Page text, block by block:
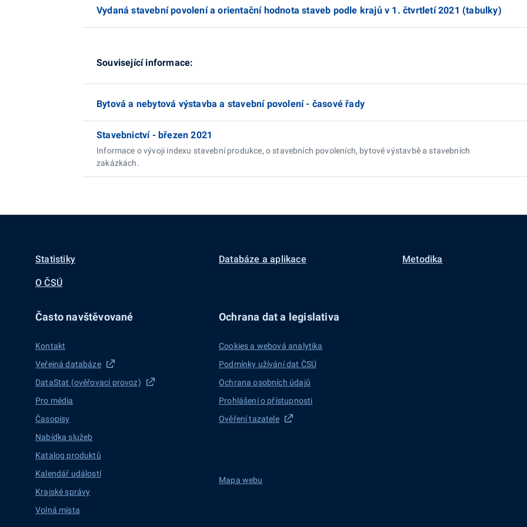
Vydaná stavební povolení a orientační hodnota staveb podle krajů v 1. čtvrtletí 2021 (tabulky)
Související informace:
Bytová a nebytová výstavba a stavební povolení - časové řady
Stavebnictví - březen 2021
Informace o vývoji indexu stavební produkce, o stavebních povoleních, bytové výstavbě a stavebních
zakázkách.
Statistiky Databáze a aplikace Metodika
O ČSÚ
Často navštěvované
Kontakt
Veřejná databáze
DataStat (ověřovací provoz)
Pro média
Časopisy
Nabídka služeb
Katalog produktů
Kalendář událostí
Krajské správy
Volná místa
Ochrana dat a legislativa
Cookies a webová analytika
Podmínky užívání dat ČSÚ
Ochrana osobních údajů
Prohlášení o přístupnosti
Ověření tazatele
Mapa webu